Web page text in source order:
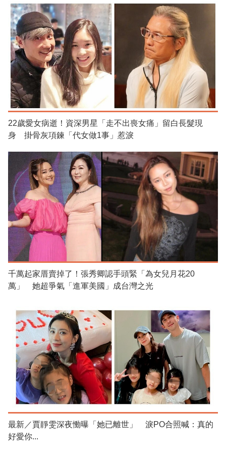
22歲愛女病逝！資深男星「走不出喪女痛」留白長髮現
身 掛骨灰項鍊「代女做1事」惹淚
千萬起家厝賣掉了！張秀卿認手頭緊「為女兒月花20
萬」 她超爭氣「進軍美國」成台灣之光
最新／賈靜雯深夜慟曝「她已離世」 淚PO合照喊：真的
好愛你...